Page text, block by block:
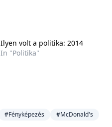
Ilyen volt a politika: 2014
In "Politika"
#Fényképezés
#McDonald's